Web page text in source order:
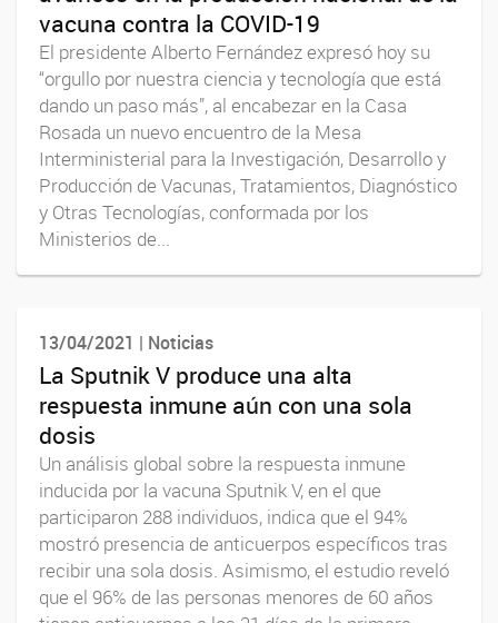
vacuna contra la COVID-19
El presidente Alberto Fernández expresó hoy su
“orgullo por nuestra ciencia y tecnología que está
dando un paso más”, al encabezar en la Casa
Rosada un nuevo encuentro de la Mesa
Interministerial para la Investigación, Desarrollo y
Producción de Vacunas, Tratamientos, Diagnóstico
y Otras Tecnologías, conformada por los
Ministerios de...
13/04/2021 | Noticias
La Sputnik V produce una alta
respuesta inmune aún con una sola
dosis
Un análisis global sobre la respuesta inmune
inducida por la vacuna Sputnik V, en el que
participaron 288 individuos, indica que el 94%
mostró presencia de anticuerpos específicos tras
recibir una sola dosis. Asimismo, el estudio reveló
que el 96% de las personas menores de 60 años